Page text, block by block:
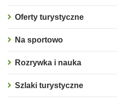
Oferty turystyczne
Na sportowo
Rozrywka i nauka
Szlaki turystyczne